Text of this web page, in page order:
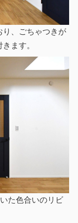
り、ごちゃつきが
ます。
た色合いのリビ